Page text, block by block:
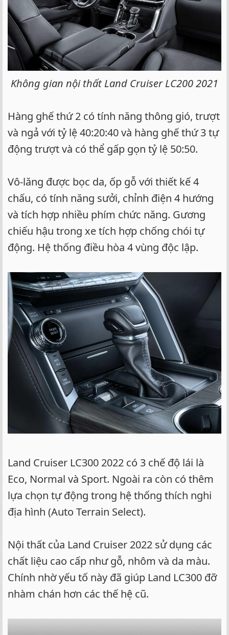
Không gian nội thất Land Cruiser LC200 2021
Hàng ghế thứ 2 có tính năng thông gió, trượt
và ngả với tỷ lệ 40:20:40 và hàng ghế thứ 3 tự
động trượt và có thể gấp gọn tỷ lệ 50:50.
Vô-lăng được bọc da, ốp gỗ với thiết kế 4
chấu, có tính năng sưởi, chỉnh điện 4 hướng
và tích hợp nhiều phím chức năng. Gương
chiếu hậu trong xe tích hợp chống chói tự
động. Hệ thống điều hòa 4 vùng độc lập.
Land Cruiser LC300 2022 có 3 chế độ lái là
Eco, Normal và Sport. Ngoài ra còn có thêm
lựa chọn tự động trong hệ thống thích nghi
địa hình (Auto Terrain Select).
Nội thất của Land Cruiser 2022 sử dụng các
chất liệu cao cấp như gỗ, nhôm và da màu.
Chính nhờ yếu tố này đã giúp Land LC300 đỡ
nhàm chán hơn các thế hệ cũ.